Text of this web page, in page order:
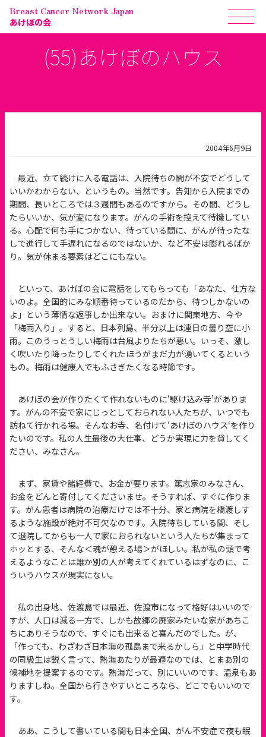
Breast Cancer Network Japan
あけぼの会
(55)あけぼのハウス
2004年6月9日
最近、立て続けに入る電話は、入院待ちの間が不安でどうして
いいかわからない、というもの。当然です。告知から入院までの
期間、長いところでは３週間もあるのですから。その間、どうし
たらいいか、気が変になります。がんの手術を控えて待機してい
る。心配で何も手につかない、待っている間に、がんが待ったな
しで進行して手遅れになるのではないか、など不安は膨れるばか
り。気が休まる要素はどこにもない。
といって、あけぼの会に電話をしてもらっても「あなた、仕方な
いのよ。全国的にみな順番待っているのだから、待つしかないの
よ」という薄情な返事しか出来ない。おまけに関東地方、今や
「梅雨入り」。すると、日本列島、半分以上は連日の曇り空に小
雨。このうっとうしい梅雨は台風よりたちが悪い。いっそ、激し
く吹いたり降ったりしてくれたほうがまだ力が湧いてくるという
もの。梅雨は健康人でもふさぎたくなる時節です。
あけぼの会が作りたくて作れないものに‘駆け込み寺’がありま
す。がんの不安で家にじっとしておられない人たちが、いつでも
訪ねて行かれる場。そんなお寺、名付けて‘あけぼのハウス‘を作り
たいのです。私の人生最後の大仕事、どうか実現に力を貸してく
ださい、みなさん。
まず、家賃や諸経費で、お金が要ります。篤志家のみなさん、
お金をどんと寄付してくださいませ。そうすれば、すぐに作りま
す。がん患者は病院の治療だけでは不十分、家と病院を橋渡しす
るような施設が絶対不可欠なのです。入院待ちしている間、そし
て退院してからも一人で家におられないという人たちが集まって
ホッとする、そんな＜魂が憩える場＞がほしい。私が私の頭で考
えるようなことは誰か別の人が考えてくれているはずなのに、こ
ういうハウスが現実にない。
私の出身地、佐渡島では最近、佐渡市になって格好はいいので
すが、人口は減る一方で、しかも故郷の廃家みたいな家があちこ
ちにありそうなので、すぐにも出来ると喜んだのでした。が、
「作っても、わざわざ日本海の孤島まで来るかしら」と中学時代
の同級生は鋭く言って、熱海あたりが最適なのでは、とまあ別の
候補地を提案するのです。熱海だって、別にいいのです、温泉もあ
りますしね。全国から行きやすいところなら、どこでもいいので
す。
ああ、こうして書いている間も日本全国、がん不安症で夜も眠